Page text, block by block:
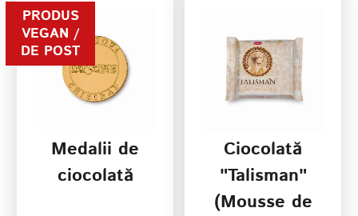
PRODUS
VEGAN /
DE POST
Medalii de
ciocolată
Ciocolată
"Talisman"
(Mousse de
Termenii de
furnizare a serviciilor
Politica de confidențialitate